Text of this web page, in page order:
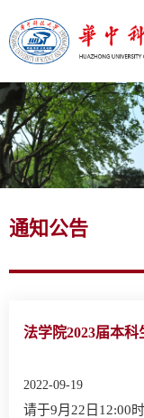
通知公告
法学院2023届本
2022-09-19
请于9月22日12:00